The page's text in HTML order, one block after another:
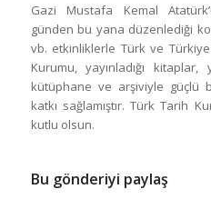
Gazi Mustafa Kemal
günden bu yana düzenlediği
vb. etkinliklerle Türk ve
Kurumu, yayınladığı kitaplar,
kütüphane ve arşiviyle güçlü
katkı sağlamıştır. Türk Tarih
kutlu olsun.
Bu gönderiyi paylaş